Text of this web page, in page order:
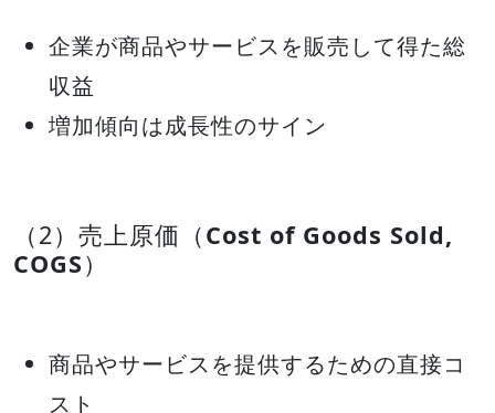
企業が商品やサービスを販売して得た総
収益
増加傾向は成長性のサイン
（2）売上原価（Cost of Goods Sold,
COGS）
商品やサービスを提供するための直接コ
スト